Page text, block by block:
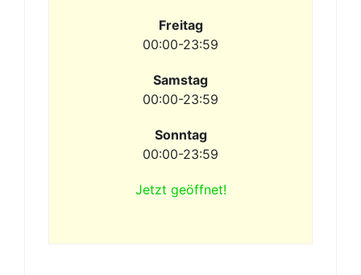
Freitag
00:00-23:59
Samstag
00:00-23:59
Sonntag
00:00-23:59
Jetzt geöffnet!